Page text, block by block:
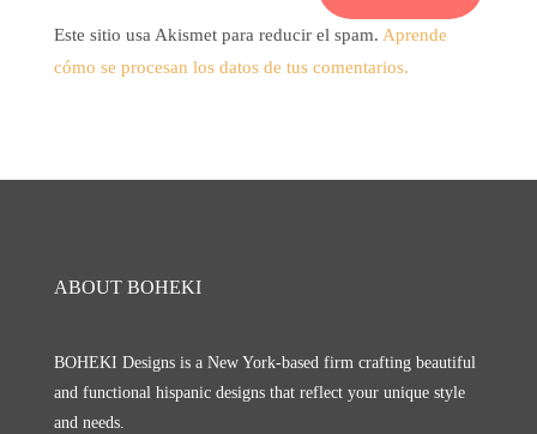
Este sitio usa Akismet para reducir el spam. Aprende
cómo se procesan los datos de tus comentarios.
ABOUT BOHEKI
BOHEKI Designs is a New York-based firm crafting beautiful
and functional hispanic designs that reflect your unique style
and needs.